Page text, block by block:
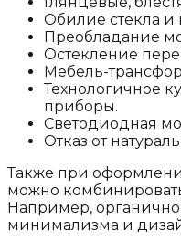
Обилие стекла и
Преобладание
Остекление
Мебель-
Технологичное
приборы.
Светодиодная
Отказ от
Также при
можно
Например,
минимализма и